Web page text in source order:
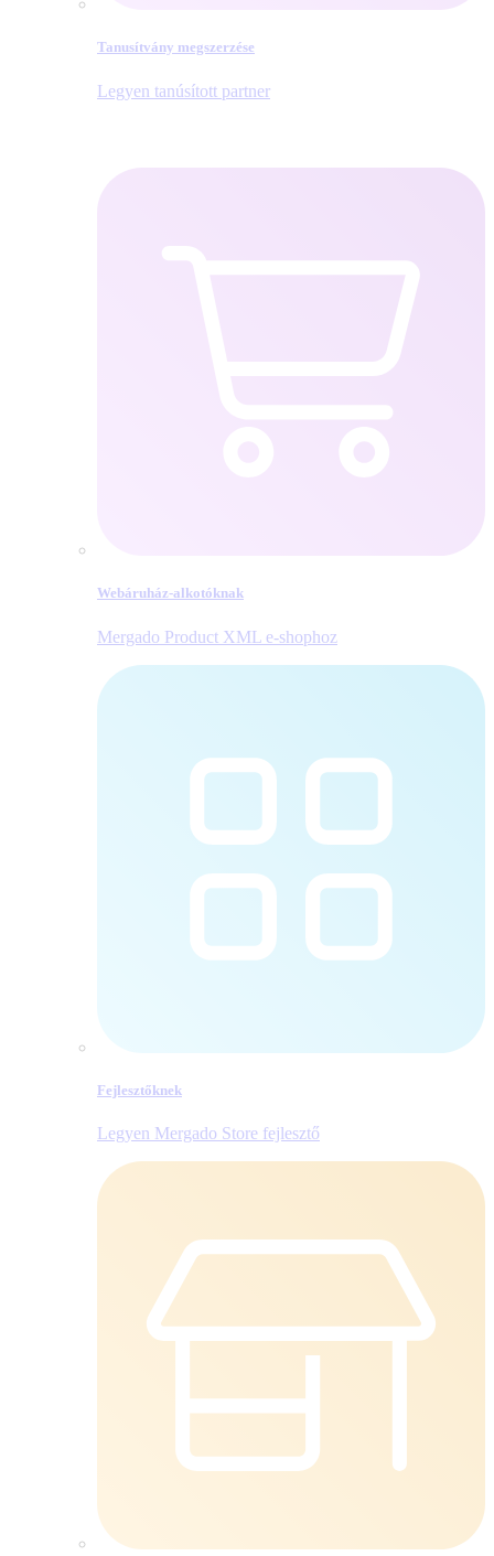
Tanusítvány megszerzése
Legyen tanúsított partner
Webáruház-alkotóknak
Mergado Product XML e‑shophoz
Fejlesztőknek
Legyen Mergado Store fejlesztő